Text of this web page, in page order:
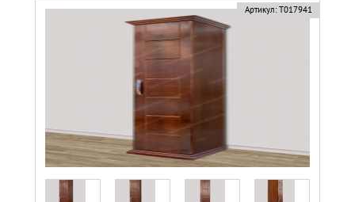
Артикул: Т017941